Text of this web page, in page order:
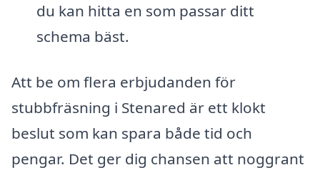
du kan hitta en som passar ditt
schema bäst.
Att be om flera erbjudanden för
stubbfräsning i Stenared är ett klokt
beslut som kan spara både tid och
pengar. Det ger dig chansen att noggrant